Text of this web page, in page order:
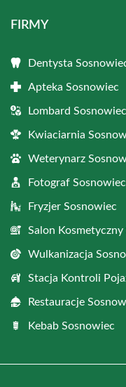
FIRMY
Dentysta
Apteka Sosnowiec
Lombard Sosnowiec
Kwiaciarnia
Weterynarz
Fotograf Sosnowiec
Fryzjer Sosnowiec
Salon
Wulkanizacja
Stacja Kontroli
Restauracje
Kebab Sosnowiec